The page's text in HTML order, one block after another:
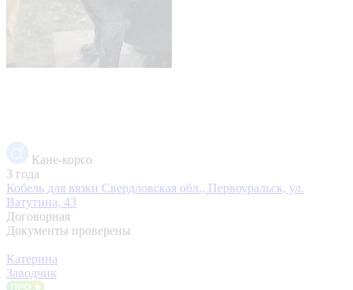
Кане-корсо
3 года
Кобель для вязки Свердловская обл., Первоуральск, ул.
Ватутина, 43
Договорная
Документы проверены
Катерина
Заводчик